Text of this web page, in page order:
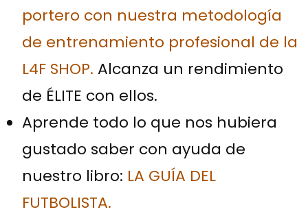
portero con nuestra metodología
de entrenamiento profesional de la
L4F SHOP. Alcanza un rendimiento
de ÉLITE con ellos.
Aprende todo lo que nos hubiera
gustado saber con ayuda de
nuestro libro: LA GUÍA DEL
FUTBOLISTA.